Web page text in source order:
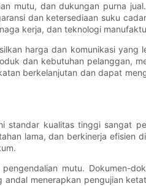
mutu, dan dukungan purna
dan ketersediaan suku
kerja, dan teknologi
harga dan komunikasi
dan kebutuhan pelanggan,
berkelanjutan dan dapat
kualitas tinggi sangat
lama, dan berkinerja efisien
mutu. Dokumen-
menerapkan pengujian